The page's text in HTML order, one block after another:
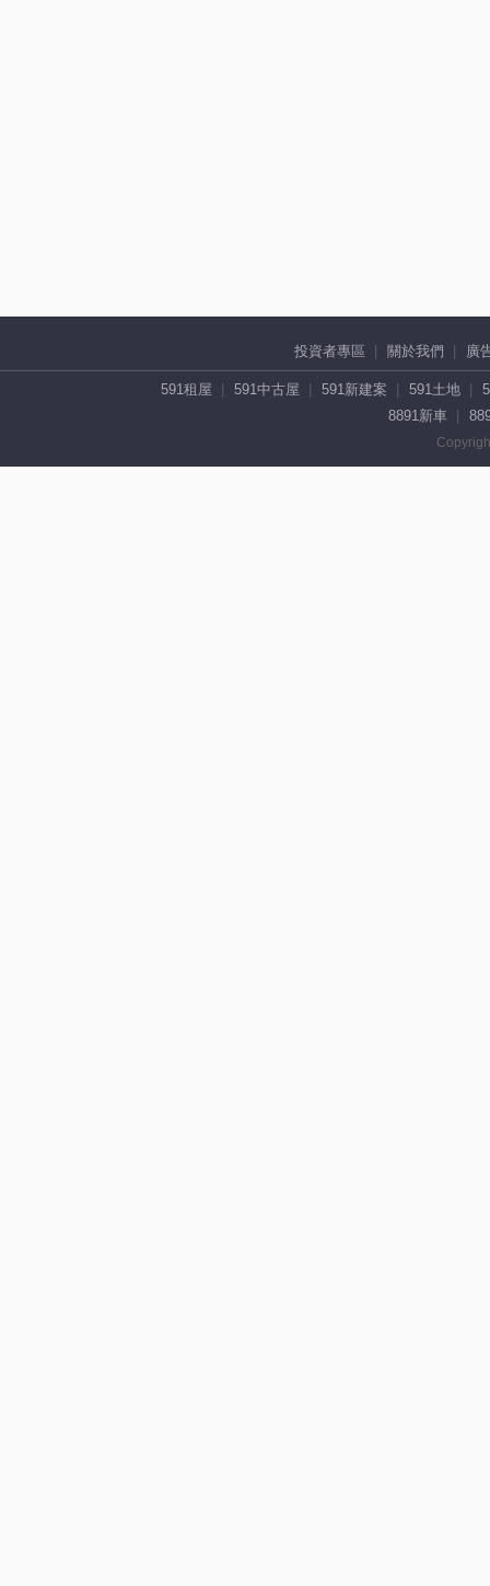
投資者專區 關於我們 廣
591租屋 591中古屋 591新建案 591土地
8891新車